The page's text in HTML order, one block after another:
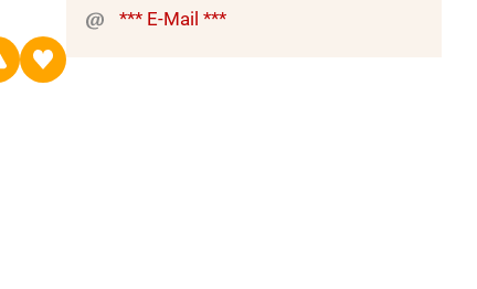
*** E-Mail ***